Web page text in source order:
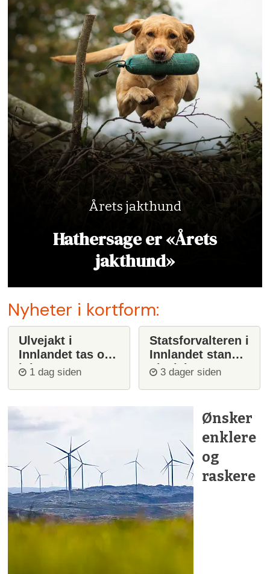
Årets jakthund
Hathersage er «Årets
jakthund»
Nyheter i kortform:
Ulvejakt i
Innlandet tas opp
igjen
1 dag siden
Statsforvalteren i
Innlandet stanser
ulvejakt
3 dager siden
Ønsker
enklere
og
raskere